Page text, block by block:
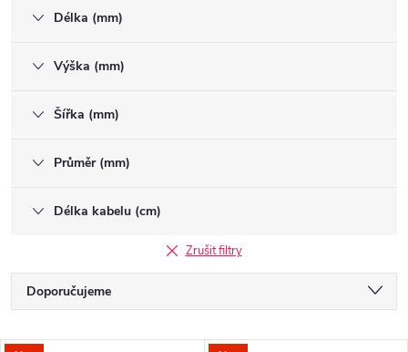
Délka (mm)
Výška (mm)
Šířka (mm)
Průměr (mm)
Délka kabelu (cm)
Zrušit filtry
Ř
a
Doporučujeme